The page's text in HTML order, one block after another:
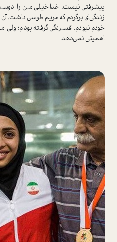
پیشرفتی نیست. خدا خیلی من را
زندگی‌ای برگردم که مریم طوسی داشت. آن
خودم نبودم. افسردگی گرفته بودم؛ ولی
اهمیتی نمی‌دهد.